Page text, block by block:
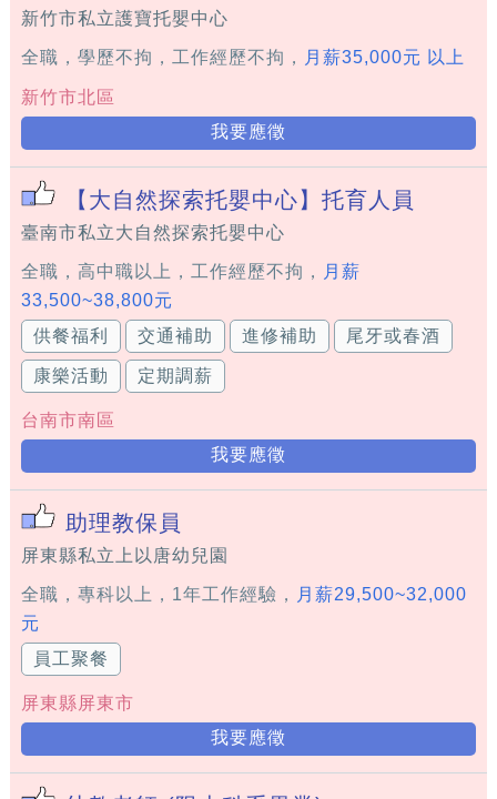
新竹市私立護寶托嬰中心
全職，學歷不拘，工作經歷不拘， 月薪35,000元 以上
新竹市北區
我要應徵
【大自然探索托嬰中心】托育人員
臺南市私立大自然探索托嬰中心
全職，高中職以上，工作經歷不拘，
月薪
33,500~38,800元
供餐福利
交通補助 進修補助 尾牙或春酒
康樂活動 定期調薪
台南市南區
我要應徵
助理教保員
屏東縣私立上以唐幼兒園
全職，專科以上，1年工作經驗，
月薪29,500~32,000
元
員工聚餐
屏東縣屏東市
我要應徵